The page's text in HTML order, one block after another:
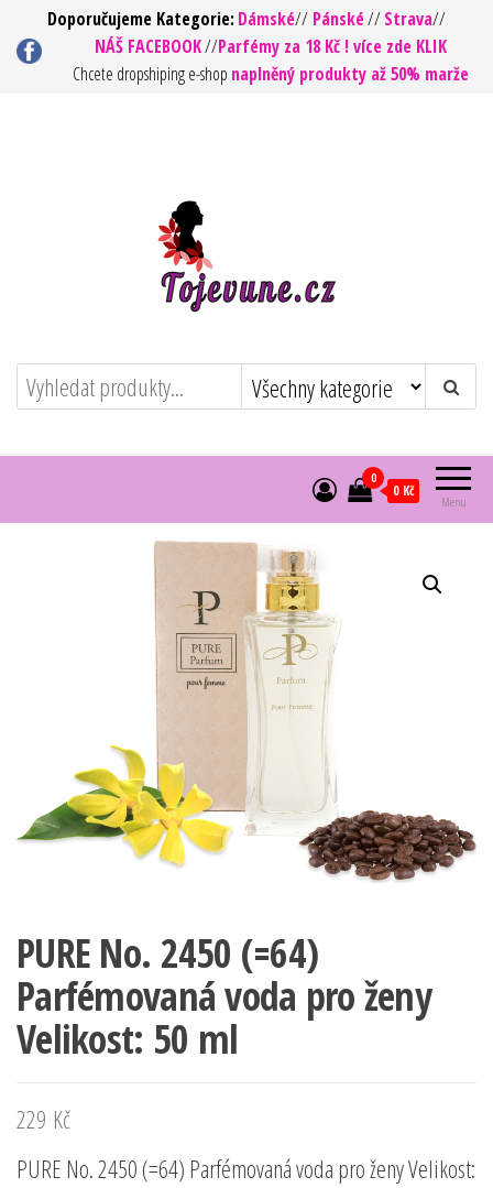
Přeskočit
na
Doporučujeme Kategorie: Dámské// Pánské//Strava//
NÁŠ FACEBOOK//Parfémy za 18 Kč ! více zde KLIK
Chcete dropshiping e-shop naplněný produkty až 50% marže
To jsou vůně ! – Kvalita za rozumnou
cenu
https://tojevune.cz/
Menu
0
0 Kč
PURE No. 2450 (=64)
Parfémovaná voda pro ženy
Velikost: 50 ml
229 Kč
PURE No. 2450 (=64) Parfémovaná voda pro ženy Velikost: